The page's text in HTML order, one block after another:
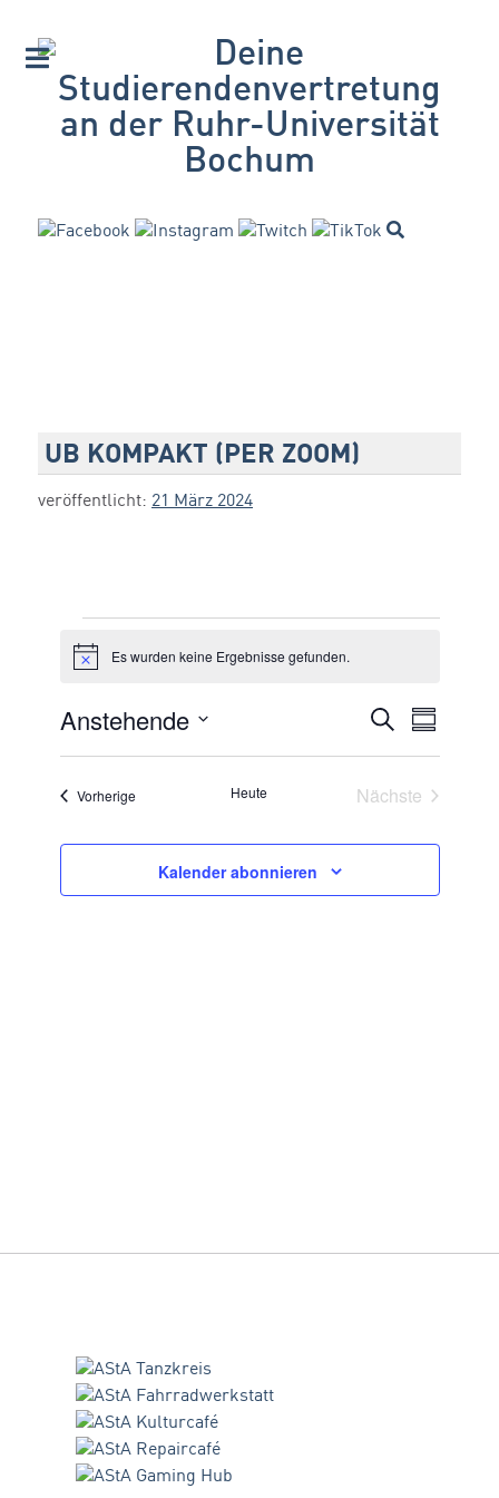
UB KOMPAKT (PER ZOOM)
veröffentlicht: 21 März 2024
Veranstaltungen
HinweisEs wurden keine Ergebnisse gefunden.
SUCHE
UND
Suche
Anstehende
VorherigeVeranstaltungenHeute Nächste
Kalender abonnieren